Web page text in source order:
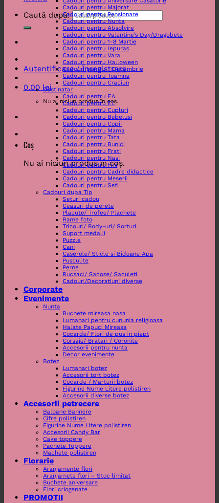
Caută după:
Autentificare / Înregistrare
0.00 lei
Nu ai niciun produs în coș.
Coș
Nu ai niciun produs în coș.
Cadouri pentru Majorat
Cadouri pentru Pensionare
Cadouri pentru Nunta
Cadouri pentru Absolvire
Cadouri pentru Valentine’s Day/Dragobete
Cadouri pentru 1-8 Martie
Cadouri pentru Iepuras
Cadouri pentru Vara
Cadouri pentru Halloween
Cadouri pentru 1 Decembrie
Cadouri pentru Toamna
Cadouri pentru Craciun
Destinatar
Cadouri pentru EA
Cadouri pentru EL
Cadouri pentru Cupluri
Cadouri pentru Bebelusi
Cadouri pentru Copii
Cadouri pentru Mama
Cadouri pentru Tata
Cadouri pentru Bunici
Cadouri pentru Frati
Cadouri pentru Nasi
Cadouri pentru Fini
Cadouri pentru Cadre didactice
Cadouri pentru Meserii
Cadouri pentru Sefi
Cadouri dupa Tip
Seturi cadou
Ceasuri de perete
Placute/ Trofee/ Plachete
Rame foto
Tricouri/ Body-uri/ Sorturi
Suport medalii
Puzzle
Cani
Caserole/ Sticle si Bidoane Apa
Pusculite
Perne
Rucsaci/ Sacose/ Saculeti
Cadouri/Decoratiuni diverse
Corporate
Evenimente
Nunta
Buchete mireasa nasa
Lumanari pentru cununia religioasa
Halate Papuci Mireasa
Cocarde/ Flori de pus in piept
Corsaje/ Bratari / Coronite
Accesorii pentru nunta
Decor evenimente
Botez
Lumanari botez
Accesorii tort botez
Cocarde / Marturii botez
Figurine Nume Litere polistiren
Accesorii diverse botez
Accesorii petrecere
Baloane Bannere
Cifre polistiren
Figurine Nume Litere polistiren
Accesorii Candy Bar
Cake toppere
Pachete Toppere
Machete polistiren
Florarie
Aranjamente flori
Aranjamete flori – Stoc limitat
Buchete aniversare
Flori criogenate
PROMOTII